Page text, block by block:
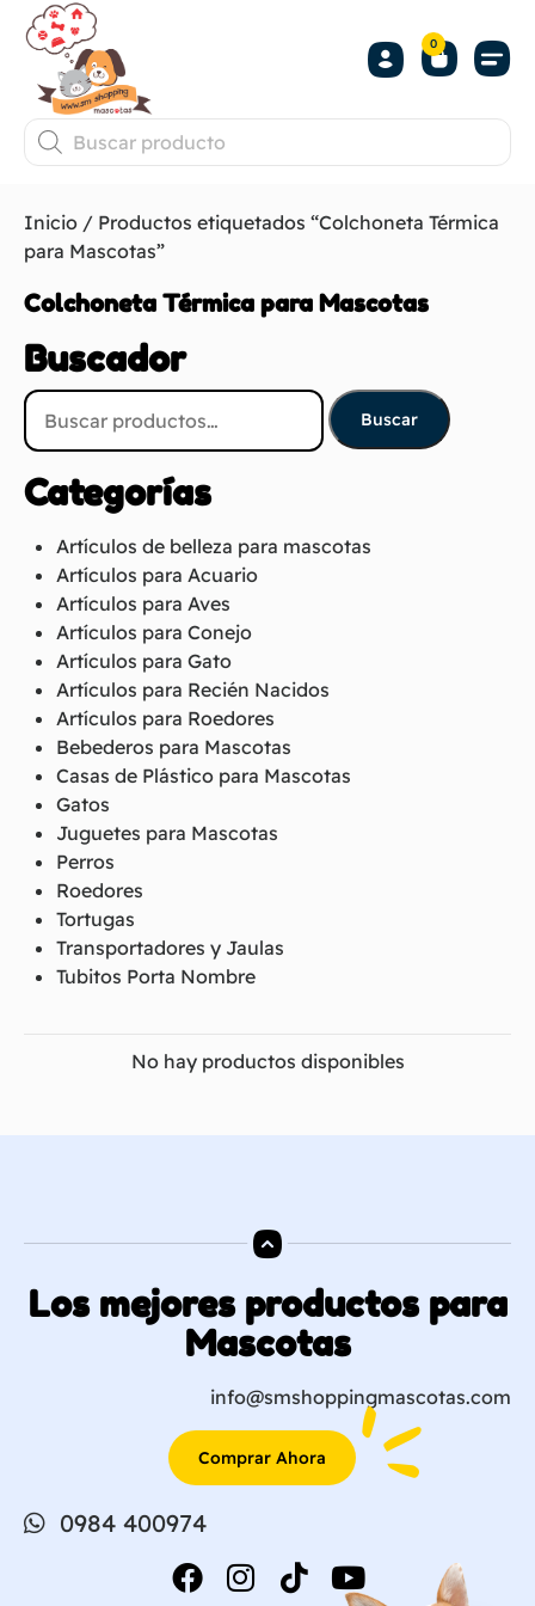
0
Inicio / Productos etiquetados “Colchoneta Térmica
para Mascotas”
Colchoneta Térmica para Mascotas
Buscador
Buscar
Categorías
Artículos de belleza para mascotas
Artículos para Acuario
Artículos para Aves
Artículos para Conejo
Artículos para Gato
Artículos para Recién Nacidos
Artículos para Roedores
Bebederos para Mascotas
Casas de Plástico para Mascotas
Gatos
Juguetes para Mascotas
Perros
Roedores
Tortugas
Transportadores y Jaulas
Tubitos Porta Nombre
No hay productos disponibles
Los mejores productos para
Mascotas
info@smshoppingmascotas.com
Comprar Ahora
0984 400974